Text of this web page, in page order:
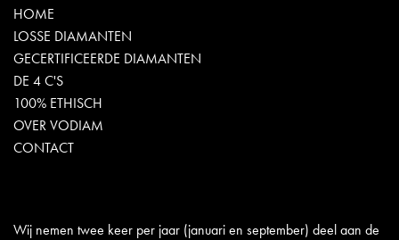
HOME
LOSSE DIAMANTEN
GECERTIFICEERDE DIAMANTEN
DE 4 C'S
100% ETHISCH
OVER VODIAM
CONTACT
Wij nemen twee keer per jaar (januari en september) deel aan de